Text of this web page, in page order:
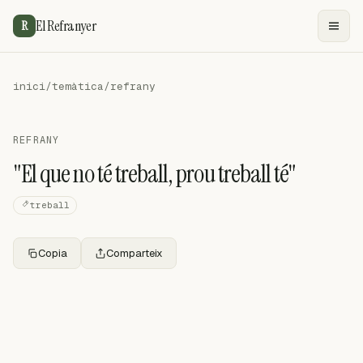
R El Refranyer
inici/temàtica/refrany
REFRANY
"El que no té treball, prou treball té"
treball
Copia Comparteix